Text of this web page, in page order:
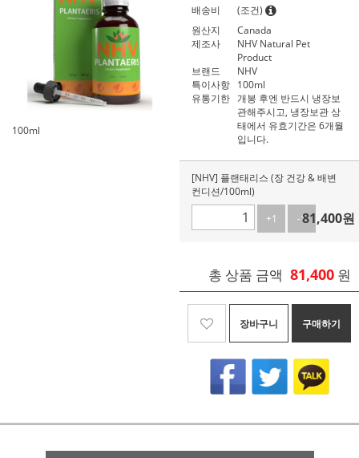
100ml
배송비
(조건)
원산지
Canada
제조사
NHV Natural Pet
Product
브랜드
NHV
특이사항 100ml
유통기한 개봉 후엔 반드시 냉장보
관해주시고, 냉장보관 상
태에서 유효기간은 6개월
입니다.
[NHV] 플랜태리스 (장 건강 & 배변
컨디션/100ml)
+1
-181,400원
총 상품 금액 81,400 원
장바구니 구매하기